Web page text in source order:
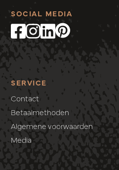
SERVICE
Contact
Betaalmethoden
Algemene voorwaarden
Media
SOCIAL MEDIA